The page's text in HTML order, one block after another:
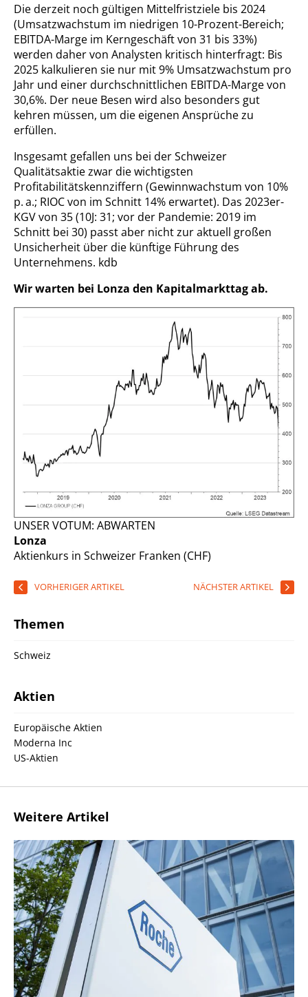
Die derzeit noch gültigen Mittelfristziele bis 2024
(Umsatzwachstum im niedrigen 10-Prozent-Bereich;
EBITDA-Marge im Kerngeschäft von 31 bis 33%)
werden daher von Analysten kritisch hinterfragt: Bis
2025 kalkulieren sie nur mit 9% Umsatzwachstum pro
Jahr und einer durchschnittlichen EBITDA-Marge von
30,6%. Der neue Besen wird also besonders gut
kehren müssen, um die eigenen Ansprüche zu
erfüllen.
Insgesamt gefallen uns bei der Schweizer
Qualitätsaktie zwar die wichtigsten
Profitabilitätskennziffern (Gewinnwachstum von 10%
p. a.; RIOC von im Schnitt 14% erwartet). Das 2023er-
KGV von 35 (10J: 31; vor der Pandemie: 2019 im
Schnitt bei 30) passt aber nicht zur aktuell großen
Unsicherheit über die künftige Führung des
Unternehmens. kdb
Wir warten bei Lonza den Kapitalmarkttag ab.
UNSER VOTUM: ABWARTEN
Lonza
Aktienkurs in Schweizer Franken (CHF)
VORHERIGER ARTIKEL NÄCHSTER ARTIKEL
Themen
Schweiz
Aktien
Europäische Aktien
Moderna Inc
US-Aktien
Weitere Artikel